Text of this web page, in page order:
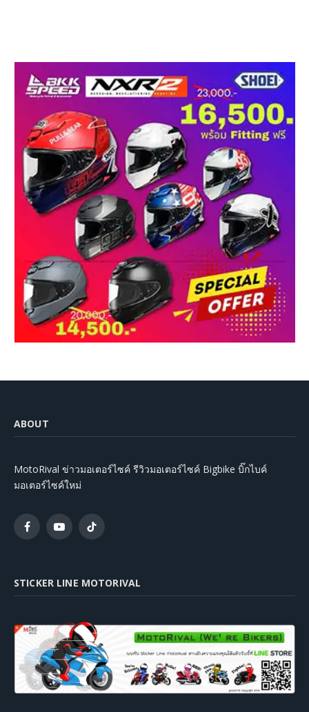
ABOUT
MotoRival ข่าวมอเตอร์ไซค์ รีวิวมอเตอร์ไซค์ Bigbike บิ๊กไบค์
มอเตอร์ไซค์ใหม่
FacebookYouTubeTikTok
STICKER LINE MOTORIVAL